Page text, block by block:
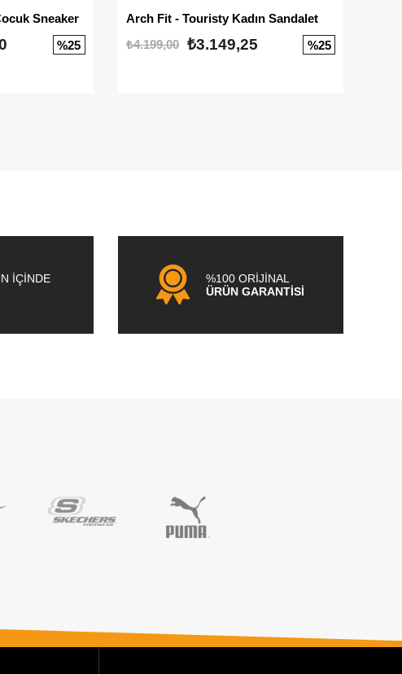
Sneaker
%25
Arch Fit - Touristy Kadın Sandalet
₺4.199,00
₺3.149,25 %25
İÇİNDE
%100 ORİJİNAL
ÜRÜN GARANTİSİ